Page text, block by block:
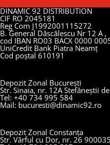
DINAMIC 92 DISTRIBUTION
CIF RO 2045181
Reg Com J1992001115272
B. General Dăscălescu Nr 12 A ,
cod IBAN RO03 BACX 0000
UniCredit Bank Piatra Neamț
Cod poștal 610191
Depozit Zonal București
Str. Sinaia, nr. 12A Stefăneștii
Tel: +40 734 995 584
Mail: bucuresti@dinamic92.ro
Depozit Zonal Constanța
Str. Vârful cu Dor, nr. 26